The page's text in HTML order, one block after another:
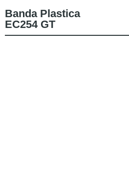
Banda Plastica
EC254 GT